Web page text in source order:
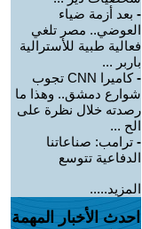
- بعد أزمة ضياء
العوضي.. مصر تلغي
فعالية طبية للأسترالية
باربر ...
-
كاميرا CNN تجوب
شوارع دمشق.. وهذا ما
رصدته خلال نظرة على
الح ...
- ترامب: صناعاتنا
الدفاعية تتوسع
المزيد.....
احدث الأخبار المهمة